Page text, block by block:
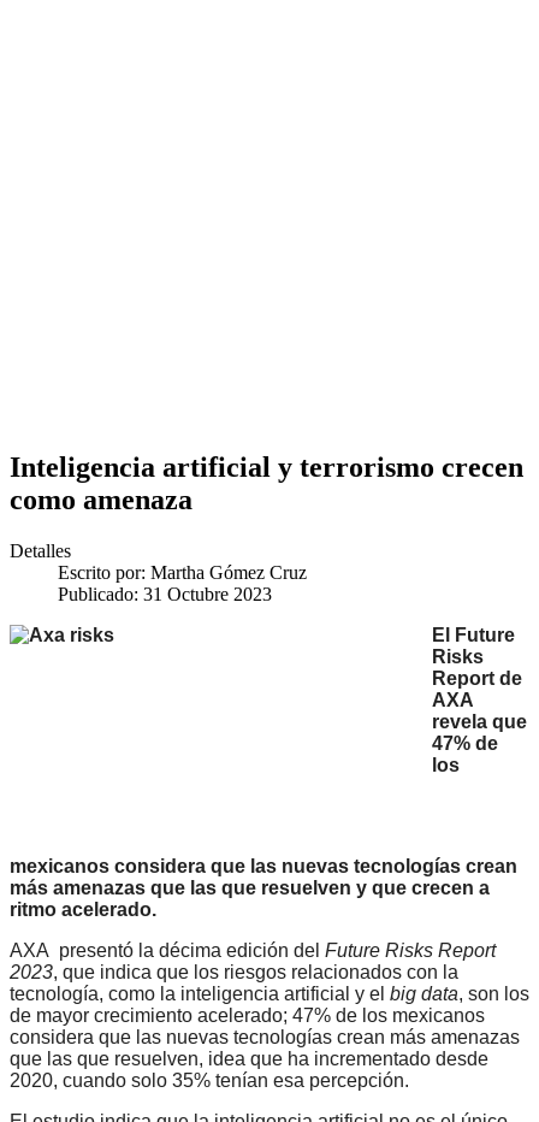
Inteligencia artificial y terrorismo crecen
como amenaza
Detalles
Escrito por: Martha Gómez Cruz
Publicado: 31 Octubre 2023
El Future
Risks
Report de
AXA
revela que
47% de
los
mexicanos considera que las nuevas tecnologías crean
más amenazas que las que resuelven y que crecen a
ritmo acelerado.
AXA presentó la décima edición del Future Risks Report
2023, que indica que los riesgos relacionados con la
tecnología, como la inteligencia artificial y el big data, son los
de mayor crecimiento acelerado; 47% de los mexicanos
considera que las nuevas tecnologías crean más amenazas
que las que resuelven, idea que ha incrementado desde
2020, cuando solo 35% tenían esa percepción.